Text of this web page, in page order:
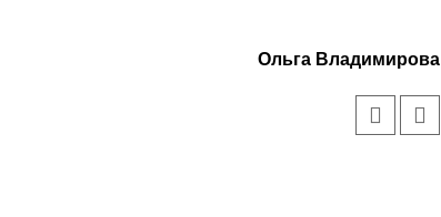
Ольга Владимирова